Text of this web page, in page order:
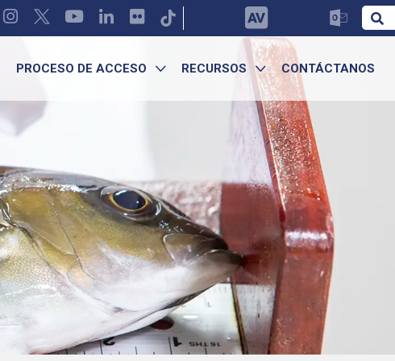
PROCESO DE ACCESO RECURSOS CONTÁCTANOS